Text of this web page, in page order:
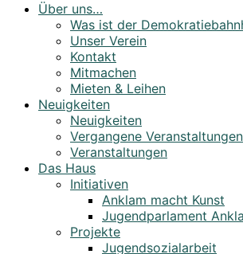
Über uns…
Was ist der
Unser Verein
Kontakt
Mitmachen
Mieten & Leihen
Neuigkeiten
Neuigkeiten
Vergangene Veranstaltungen
Veranstaltungen
Das Haus
Initiativen
Anklam macht Kunst
Jugendparlament
Projekte
Jugendsozialarbeit